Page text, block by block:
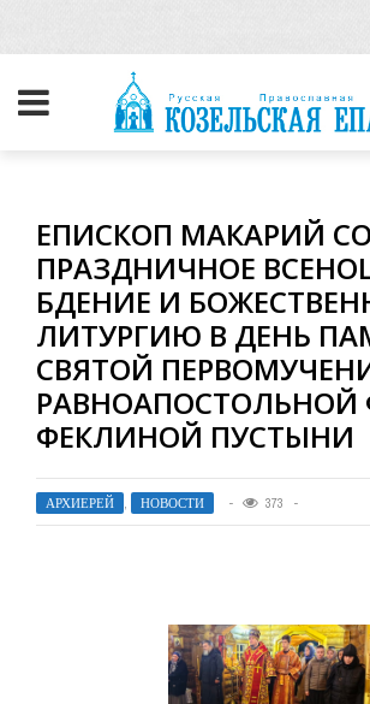
ЕПИСКОП МАКАРИЙ
ПРАЗДНИЧНОЕ
БДЕНИЕ И
ЛИТУРГИЮ В ДЕНЬ
СВЯТОЙ
РАВНОАПОСТОЛЬНОЙ
ФЕКЛИНОЙ ПУСТЫНИ
АРХИЕРЕЙ , НОВОСТИ 373